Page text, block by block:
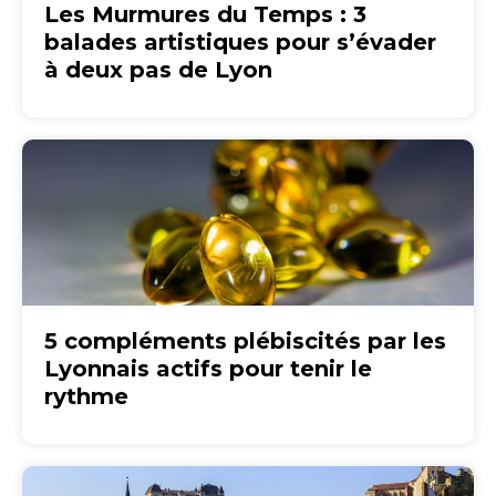
Les Murmures du Temps : 3
balades artistiques pour s’évader
à deux pas de Lyon
5 compléments plébiscités par les
Lyonnais actifs pour tenir le
rythme